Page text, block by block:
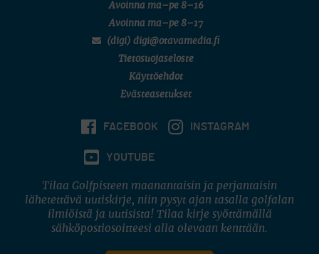
Avoinna ma–pe 8–16
Avoinna ma–pe 8–17
(digi) digi@otavamedia.fi
Tietosuojaseloste
Käyttöehdot
Evästeasetukset
FACEBOOK INSTAGRAM
YOUTUBE
Tilaa Golfpisteen maanantaisin ja perjantaisin
lähetettävä uutiskirje, niin pysyt ajan tasalla golfalan
ilmiöistä ja uutisista! Tilaa kirje syöttämällä
sähköpostiosoitteesi alla olevaan kenttään.